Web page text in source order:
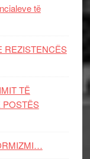
të
REZISTENCЁS
TË
POSTËS